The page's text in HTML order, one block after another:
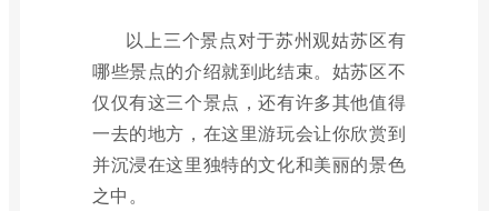
以上三个景点对于苏州观姑苏区有
哪些景点的介绍就到此结束。姑苏区不
仅仅有这三个景点，还有许多其他值得
一去的地方，在这里游玩会让你欣赏到
并沉浸在这里独特的文化和美丽的景色
之中。